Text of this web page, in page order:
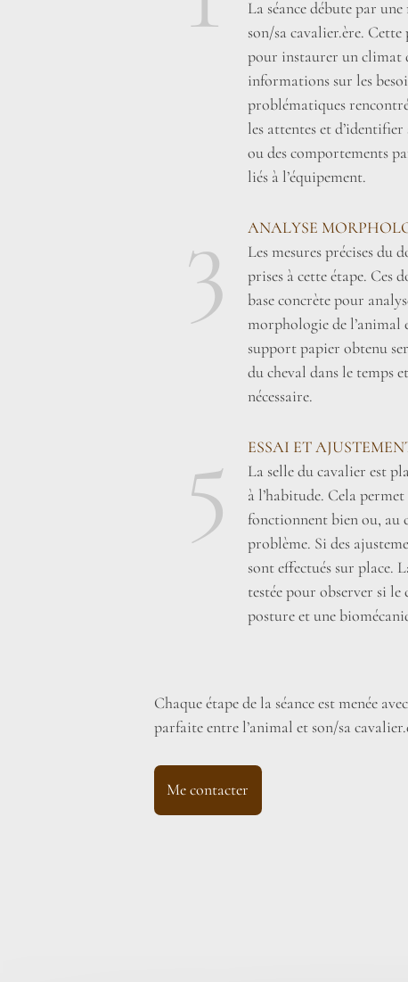
La séance débute par
son/sa cavalier.ère.
pour instaurer un climat
informations sur les
problématiques
les attentes et d’identifier
ou des comportements
liés à l’équipement.
3
ANALYSE
Les mesures précises du
prises à cette étape. Ces
base concrète pour
morphologie de l’animal
support papier obtenu
du cheval dans le temps
nécessaire.
5
ESSAI ET
La selle du cavalier est
à l’habitude. Cela
fonctionnent bien ou, au
problème. Si des
sont effectués sur place.
testée pour observer si
posture et une
Chaque étape de la séance est menée
parfaite entre l’animal et son/sa
Me contacter